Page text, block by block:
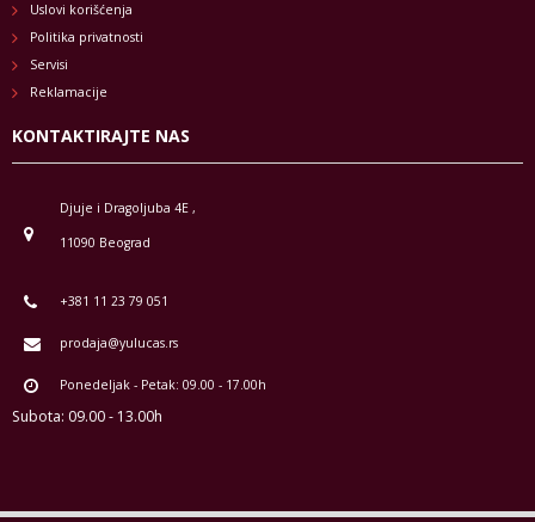
Uslovi korišćenja
Politika privatnosti
Servisi
Reklamacije
KONTAKTIRAJTE NAS
Djuje i Dragoljuba 4E ,
11090 Beograd
+381 11 23 79 051
prodaja@yulucas.rs
Ponedeljak - Petak: 09.00 - 17.00h
Subota: 09.00 - 13.00h